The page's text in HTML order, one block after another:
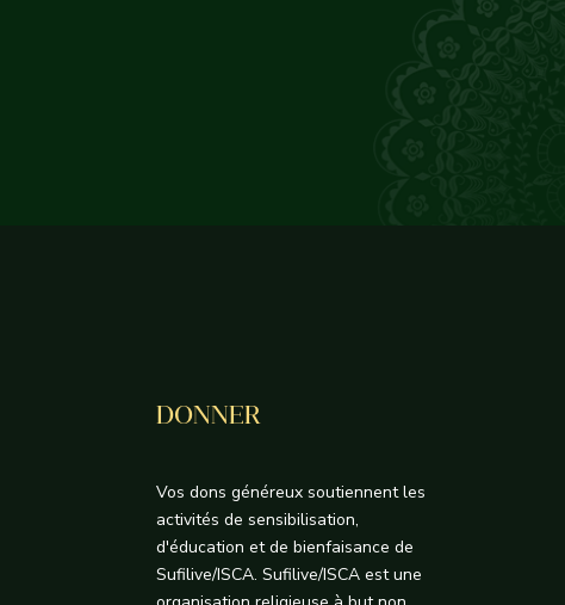
DONNER
Vos dons généreux soutiennent les
activités de sensibilisation,
d'éducation et de bienfaisance de
Sufilive/ISCA. Sufilive/ISCA est une